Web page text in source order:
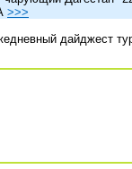
>>>
дайджест